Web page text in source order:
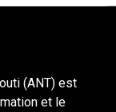
(ANT) est
et le